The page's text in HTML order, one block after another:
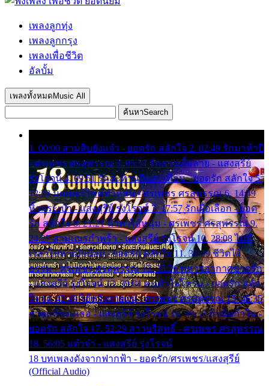
เพลงลูกทุ่ง
เพลงลูกกรุง
เพลงเพื่อชีวิต
อัลบั้ม
เพลงทั้งหมด Music All
ค้นหาSearch
1. 00:00 สามสิบยังแจ๋ว - ยอดรัก สลักใจ 2. 02:49 รักมาห้าปี
- ศรเพชร ศรสุพรรณ 3. 05:57 รักสาวเสื้อลาย - แสงสุรีย์
รุ่งโรจน์ 4. 09:51 รักสะท้านดินสะเทือน - ยอดรัก สลักใจ 5.
12:23 มอเตอร์ไซค์ทำหล่น - ศรเพชร ศรสุพรรณ 6. 14:49
หิ้วกระเป๋า - แสงสุรีย์ รุ่งโรจน์ 7. 17:57 รักเผื่อเลือก - ยอด
รัก สลักใจ 8. 21:21 น้ำตาไอ้หนุ่ม - ศรเพชร ศรสุพรรณ 9.
24:27 สามเณรกำพร้า - แสงสุรีย์ รุ่งโรจน์ 10. 28:08 ไม่มี
เวลาไปหาเมียน้อย - ยอดรัก สลักใจ 11. 31:29 ชีวิตไอ้
ธรรม - ศรเพชร ศรสุพรรณ 12. 35:26 ทหารอากาศขาดรัก
- แสงสุรีย์ รุ่งโรจน์ 13. 39:01 คนหัวใจโทรม - ยอดรัก สลัก
ใจ 14. 42:49 ไอ้หวังตายแน่ - ศรเพชร ศรสุพรรณ 15. 46:35
ธาตุแท้ของเธอ - แสงสุรีย์ รุ่งโรจน์ 16. 49:57 กำนันกำใน -
ยอดรัก สลักใจ 17. 52:29 สาวบริสุทธิ์ - ศรเพชร ศรสุพรรณ
18. 56:05 แต๋วจ๋า - แสงสุรีย์ รุ่งโรจน์
18 บทเพลงดังจากฟากฟ้า - ยอดรัก/ศรเพชร/แสงสุรีย์
(Official Audio)